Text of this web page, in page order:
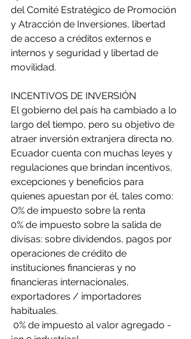
del Comité Estratégico de Promoción
y Atracción de Inversiones, libertad
de acceso a créditos externos e
internos y seguridad y libertad de
movilidad.
INCENTIVOS DE INVERSIÓN
El gobierno del país ha cambiado a lo
largo del tiempo, pero su objetivo de
atraer inversión extranjera directa no.
Ecuador cuenta con muchas leyes y
regulaciones que brindan incentivos,
excepciones y beneficios para
quienes apuestan por él, tales como:
O% de impuesto sobre la renta
0% de impuesto sobre la salida de
divisas: sobre dividendos, pagos por
operaciones de crédito de
instituciones financieras y no
financieras internacionales,
exportadores / importadores
habituales.